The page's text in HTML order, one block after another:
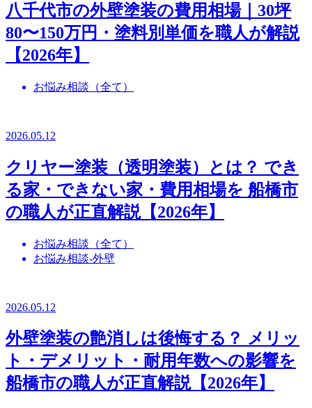
八千代市の外壁塗装の費用相場｜30坪
80〜150万円・塗料別単価を職人が解説
【2026年】
お悩み相談（全て）
2026.05.12
クリヤー塗装（透明塗装）とは？ でき
る家・できない家・費用相場を 船橋市
の職人が正直解説【2026年】
お悩み相談（全て）
お悩み相談-外壁
2026.05.12
外壁塗装の艶消しは後悔する？ メリッ
ト・デメリット・耐用年数への影響を
船橋市の職人が正直解説【2026年】